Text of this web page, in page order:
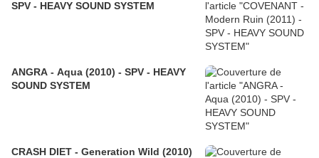
SPV - HEAVY SOUND SYSTEM
ANGRA - Aqua (2010) - SPV - HEAVY
SOUND SYSTEM
CRASH DIET - Generation Wild (2010)